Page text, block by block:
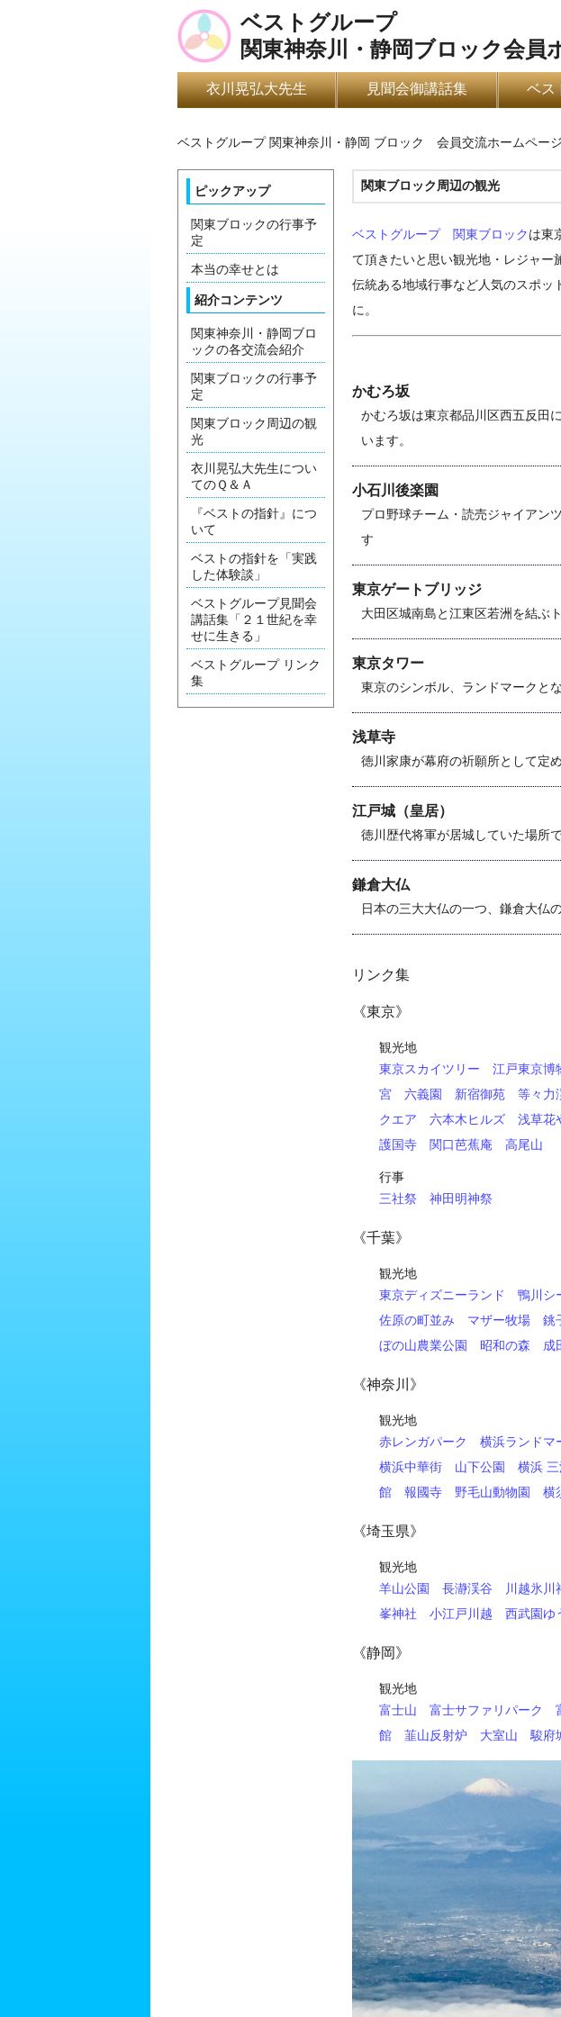
ベストグループ
関東神奈川・静岡ブロック会員
衣川晃弘大先生 見聞会御講話集 ベス
ベストグループ 関東神奈川・静岡 ブロック 会員交流ホームページ
ピックアップ
関東ブロックの行事予
定
本当の幸せとは
紹介コンテンツ
関東神奈川・静岡ブロ
ックの各交流会紹介
関東ブロックの行事予
定
関東ブロック周辺の観
光
衣川晃弘大先生につい
てのＱ＆Ａ
『ベストの指針』につ
いて
ベストの指針を「実践
した体験談」
ベストグループ見聞会
講話集「２１世紀を幸
せに生きる」
ベストグループ リンク
集
関東ブロック周辺の観光
ベストグループ 関東ブロックは東
て頂きたいと思い観光地・レジャー
伝統ある地域行事など人気のスポッ
に。
かむろ坂
かむろ坂は東京都品川区西五反田
います。
小石川後楽園
プロ野球チーム・読売ジャイアン
す
東京ゲートブリッジ
大田区城南島と江東区若洲を結ぶ
東京タワー
東京のシンボル、ランドマークと
浅草寺
徳川家康が幕府の祈願所として定
江戸城（皇居）
徳川歴代将軍が居城していた場所
鎌倉大仏
日本の三大大仏の一つ、鎌倉大仏
リンク集
《東京》
観光地
東京スカイツリー
江戸東京博
宮
六義園 新宿御苑 等々力
クエア
六本木ヒルズ 浅草花
護国寺
関口芭蕉庵 高尾山
行事
三社祭
神田明神祭
《千葉》
観光地
東京ディズニーランド
鴨川シ
佐原の町並み
マザー牧場 銚
ぼの山農業公園
昭和の森 成
《神奈川》
観光地
赤レンガパーク
横浜ランドマ
横浜中華街
山下公園 横浜 三
館
報國寺 野毛山動物園 横
《埼玉県》
観光地
羊山公園
長瀞渓谷 川越氷川
峯神社
小江戸川越 西武園ゆ
《静岡》
観光地
富士山
富士サファリパーク
館
韮山反射炉 大室山 駿府